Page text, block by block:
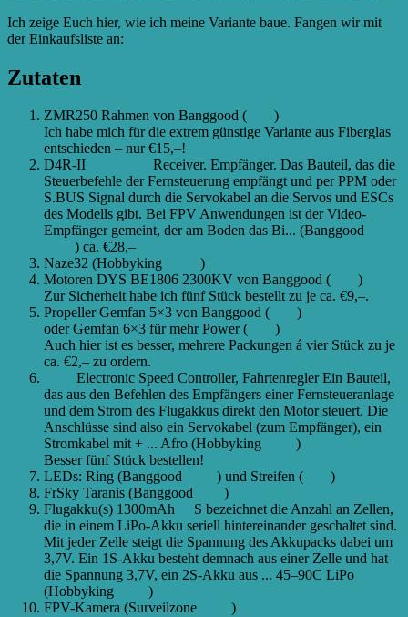
Ich zeige Euch hier, wie ich meine Variante baue. Fangen wir mit
der Einkaufsliste an:
Zutaten
ZMR250 Rahmen von Banggood (
)
Ich habe mich für die extrem günstige Variante aus Fiberglas
entschieden – nur €15,–!
D4R-II
Receiver. Empfänger. Das Bauteil, das die
Steuerbefehle der Fernsteuerung empfängt und per PPM oder
S.BUS Signal durch die Servokabel an die Servos und ESCs
des Modells gibt. Bei FPV Anwendungen ist der Video-
Empfänger gemeint, der am Boden das Bi... (Banggood
) ca. €28,–
Naze32 (Hobbyking
)
Motoren DYS BE1806 2300KV von Banggood (
)
Zur Sicherheit habe ich fünf Stück bestellt zu je ca. €9,–.
Propeller Gemfan 5×3 von Banggood (
)
oder Gemfan 6×3 für mehr Power (
)
Auch hier ist es besser, mehrere Packungen á vier Stück zu je
ca. €2,– zu ordern.
Electronic Speed Controller, Fahrtenregler Ein Bauteil,
das aus den Befehlen des Empfängers einer Fernsteueranlage
und dem Strom des Flugakkus direkt den Motor steuert. Die
Anschlüsse sind also ein Servokabel (zum Empfänger), ein
Stromkabel mit + ... Afro (Hobbyking
)
Besser fünf Stück bestellen!
LEDs: Ring (Banggood
) und Streifen (
)
FrSky Taranis (Banggood
)
Flugakku(s) 1300mAh
S bezeichnet die Anzahl an Zellen,
die in einem LiPo-Akku seriell hintereinander geschaltet sind.
Mit jeder Zelle steigt die Spannung des Akkupacks dabei um
3,7V. Ein 1S-Akku besteht demnach aus einer Zelle und hat
die Spannung 3,7V, ein 2S-Akku aus ... 45–90C LiPo
(Hobbyking
)
FPV-Kamera (Surveilzone
)